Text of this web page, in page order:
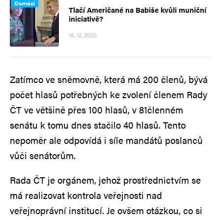
Domácí
Tlačí Američané na Babiše kvůli muniční
iniciativě?
15. 12. 2025
Zatímco ve sněmovně, která má 200 členů, bývá
počet hlasů potřebných ke zvolení členem Rady
ČT ve většině přes 100 hlasů, v 81členném
senátu k tomu dnes stačilo 40 hlasů. Tento
nepoměr ale odpovídá i síle mandátů poslanců
vůči senátorům.
Rada ČT je orgánem, jehož prostřednictvím se
má realizovat kontrola veřejnosti nad
veřejnoprávní institucí. Je ovšem otázkou, co si